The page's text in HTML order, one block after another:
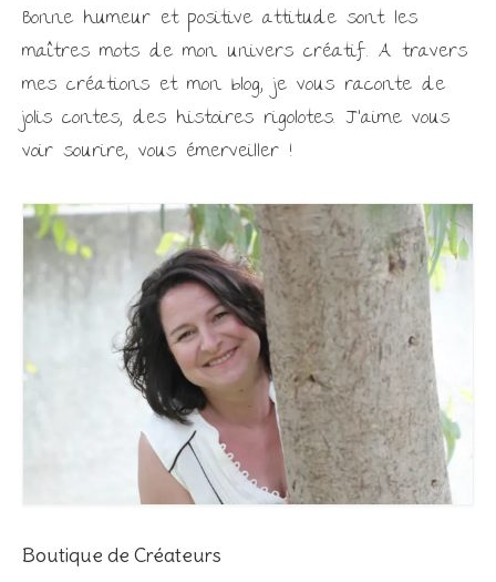
Bonne humeur et positive attitude sont les
maîtres mots de mon univers créatif. A travers
mes créations et mon blog, je vous raconte de
jolis contes, des histoires rigolotes. J'aime vous
voir sourire, vous émerveiller !
Boutique de Créateurs